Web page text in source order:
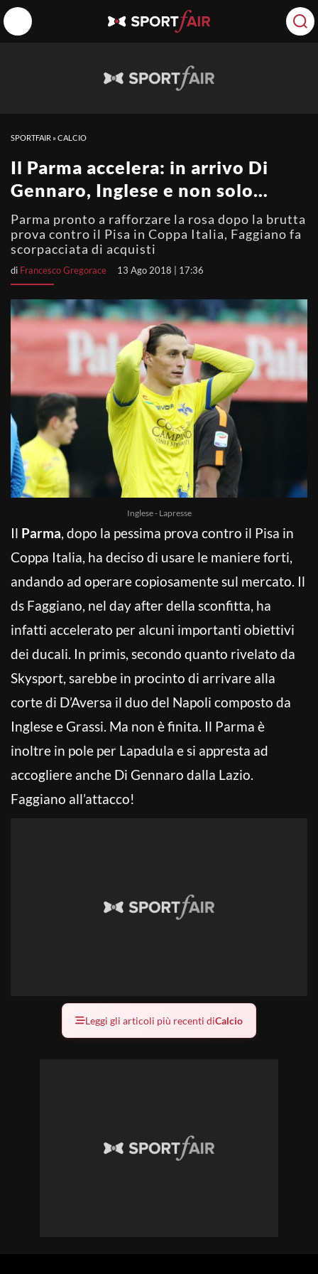
SPORTFAIR »CALCIO
Il Parma accelera: in arrivo Di
Gennaro, Inglese e non solo…
Parma pronto a rafforzare la rosa dopo la brutta
prova contro il Pisa in Coppa Italia, Faggiano fa
scorpacciata di acquisti
di Francesco Gregorace 13 Ago 2018 | 17:36
Inglese - Lapresse
Il Parma, dopo la pessima prova contro il Pisa in
Coppa Italia, ha deciso di usare le maniere forti,
andando ad operare copiosamente sul mercato. Il
ds Faggiano, nel day after della sconfitta, ha
infatti accelerato per alcuni importanti obiettivi
dei ducali. In primis, secondo quanto rivelato da
Skysport, sarebbe in procinto di arrivare alla
corte di D’Aversa il duo del Napoli composto da
Inglese e Grassi. Ma non è finita. Il Parma è
inoltre in pole per Lapadula e si appresta ad
accogliere anche Di Gennaro dalla Lazio.
Faggiano all’attacco!
Leggi gli articoli più recenti diCalcio